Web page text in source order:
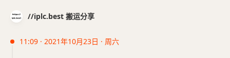
//iplc.best 搬运分享
11:09 · 2021年10月23日 · 周六